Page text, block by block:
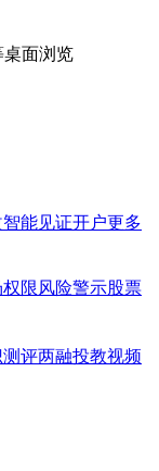
桌面浏览
智能见证开户更多
限风险警示股票
评两融投教视频